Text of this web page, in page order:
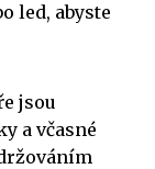
led, abyste
jsou
a včasné